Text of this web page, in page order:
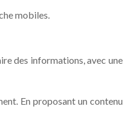
mobiles.
des informations, avec une
En proposant un contenu